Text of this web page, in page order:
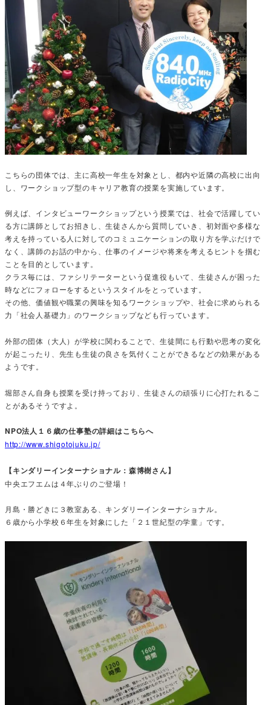
こちらの団体では、主に高校一年生を対象とし、都内や近隣の高校に出向
し、ワークショップ型のキャリア教育の授業を実施しています。
例えば、インタビューワークショップという授業では、社会で活躍してい
る方に講師としてお招きし、生徒さんから質問していき、初対面や多様な
考えを持っている人に対してのコミュニケーションの取り方を学ぶだけで
なく、講師のお話の中から、仕事のイメージや将来を考えるヒントを掴む
ことを目的としています。
クラス毎には、ファシリテーターという促進役もいて、生徒さんが困った
時などにフォローをするというスタイルをとっています。
その他、価値観や職業の興味を知るワークショップや、社会に求められる
力「社会人基礎力」のワークショップなども行っています。
外部の団体（大人）が学校に関わることで、生徒間にも行動や思考の変化
が起こったり、先生も生徒の良さを気付くことができるなどの効果がある
ようです。
堀部さん自身も授業を受け持っており、生徒さんの頑張りに心打たれるこ
とがあるそうですよ。
NPO法人１６歳の仕事塾の詳細はこちらへ
http://www.shigotojuku.jp/
【キンダリーインターナショナル：森博樹さん】
中央エフエムは４年ぶりのご登場！
月島・勝どきに３教室ある、キンダリーインターナショナル。
６歳から小学校６年生を対象にした「２１世紀型の学童」です。